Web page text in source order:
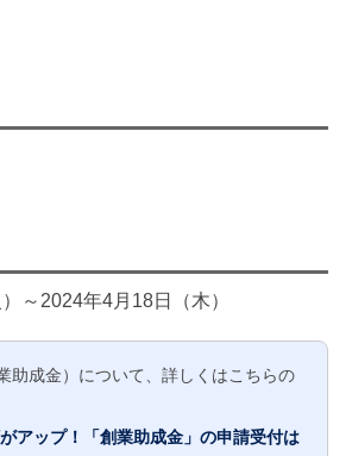
～2024年4月18日（木）
助成金）について、詳しくはこちらの
アップ！「創業助成金」の申請受付は